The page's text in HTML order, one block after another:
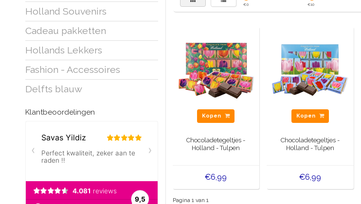
Holland Souvenirs
Cadeau pakketten
Hollands Lekkers
Fashion - Accessoires
Delfts blauw
Klantbeoordelingen
€0 €10
Kopen
Chocoladetegeltjes -
Holland - Tulpen
€6,99
Kopen
Chocoladetegeltjes -
Holland - Tulpen
€6,99
Pagina 1 van 1